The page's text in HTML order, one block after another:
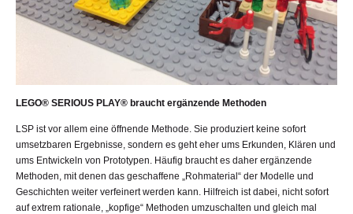
LEGO® SERIOUS PLAY® braucht ergänzende Methoden
LSP ist vor allem eine öffnende Methode. Sie produziert keine sofort
umsetzbaren Ergebnisse, sondern es geht eher ums Erkunden, Klären und
ums Entwickeln von Prototypen. Häufig braucht es daher ergänzende
Methoden, mit denen das geschaffene „Rohmaterial“ der Modelle und
Geschichten weiter verfeinert werden kann. Hilfreich ist dabei, nicht sofort
auf extrem rationale, „kopfige“ Methoden umzuschalten und gleich mal